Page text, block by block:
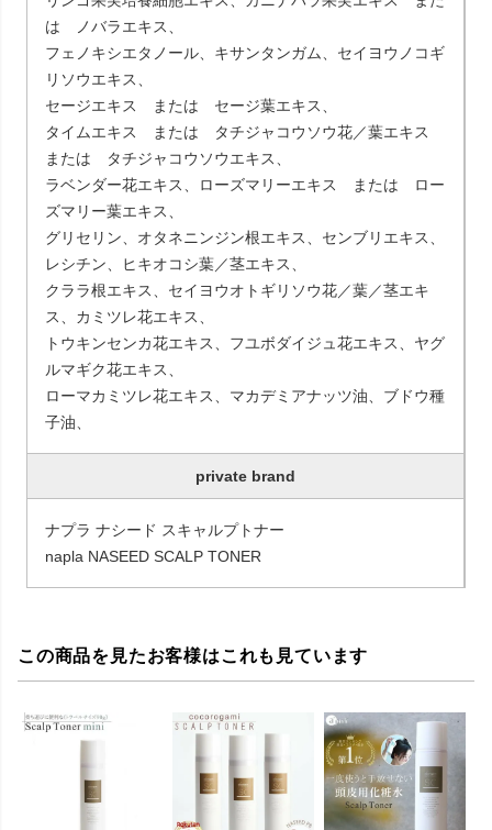
は ノバラエキス、
フェノキシエタノール、キサンタンガム、セイヨウノコギ
リソウエキス、
セージエキス または セージ葉エキス、
タイムエキス または タチジャコウソウ花／葉エキス
または タチジャコウソウエキス、
ラベンダー花エキス、ローズマリーエキス または ロー
ズマリー葉エキス、
グリセリン、オタネニンジン根エキス、センブリエキス、
レシチン、ヒキオコシ葉／茎エキス、
クララ根エキス、セイヨウオトギリソウ花／葉／茎エキ
ス、カミツレ花エキス、
トウキンセンカ花エキス、フユボダイジュ花エキス、ヤグ
ルマギク花エキス、
ローマカミツレ花エキス、マカデミアナッツ油、ブドウ種
子油、
private brand
ナプラ ナシード スキャルプトナー
napla NASEED SCALP TONER
この商品を見たお客様はこれも見ています